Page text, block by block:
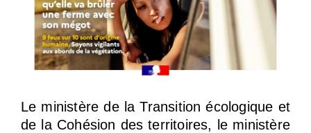
Le ministère de la Transition écologique et
de la Cohésion des territoires, le ministère